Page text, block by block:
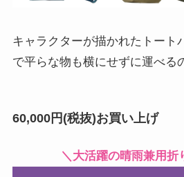
キャラクターが描かれたトート
で平らな物も横にせずに運べる
60,000円(税抜)お買い上げ
＼大活躍の晴雨兼用折